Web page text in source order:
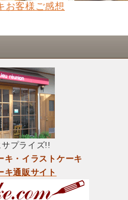
お客様ご感想
サプライズ!!
キ・イラストケーキ
キ通販サイト